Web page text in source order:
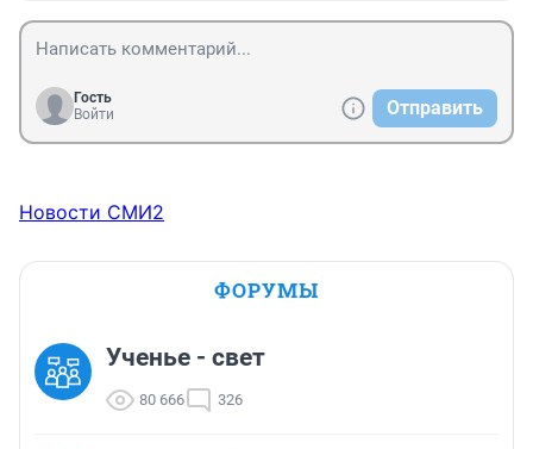
Гость
Войти
Отправить
Новости СМИ2
ФОРУМЫ
Ученье - свет
80 666 326